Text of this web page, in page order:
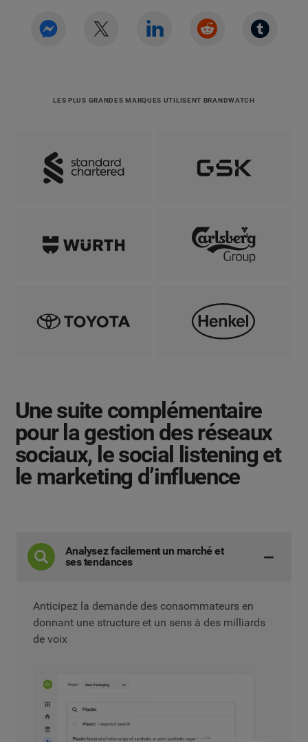
LES PLUS GRANDES MARQUES UTILISENT BRANDWATCH
Une suite complémentaire
pour la gestion des réseaux
sociaux, le social listening et
le marketing d’influence
Analysez facilement un marché et
ses tendances
Anticipez la demande des consommateurs en
donnant une structure et un sens à des milliards
de voix